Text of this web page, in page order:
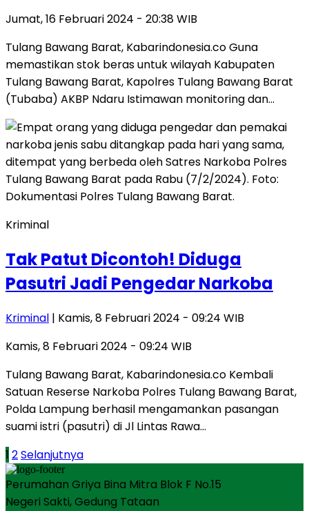
Jumat, 16 Februari 2024 - 20:38 WIB
Tulang Bawang Barat, Kabarindonesia.co Guna
memastikan stok beras untuk wilayah Kabupaten
Tulang Bawang Barat, Kapolres Tulang Bawang Barat
(Tubaba) AKBP Ndaru Istimawan monitoring dan…
Kriminal
Tak Patut Dicontoh! Diduga
Pasutri Jadi Pengedar Narkoba
Kriminal | Kamis, 8 Februari 2024 - 09:24 WIB
Kamis, 8 Februari 2024 - 09:24 WIB
Tulang Bawang Barat, Kabarindonesia.co Kembali
Satuan Reserse Narkoba Polres Tulang Bawang Barat,
Polda Lampung berhasil mengamankan pasangan
suami istri (pasutri) di Jl Lintas Rawa…
Paginasi
pos
1 2Selanjutnya
Perumahan Griya Bina Mitra Blok F No.15
Negeri Sakti, Gedung Tataan